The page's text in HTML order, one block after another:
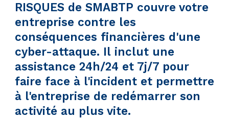
RISQUES de SMABTP couvre votre
entreprise contre les
conséquences financières d'une
cyber-attaque. Il inclut une
assistance 24h/24 et 7j/7 pour
faire face à l'incident et permettre
à l'entreprise de redémarrer son
activité au plus vite.